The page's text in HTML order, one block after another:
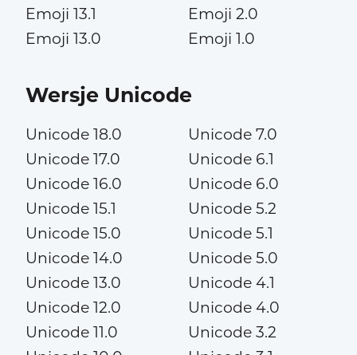
Emoji 13.1
Emoji 13.0
Emoji 2.0
Emoji 1.0
Wersje Unicode
Unicode 18.0
Unicode 17.0
Unicode 16.0
Unicode 15.1
Unicode 15.0
Unicode 14.0
Unicode 13.0
Unicode 12.0
Unicode 11.0
Unicode 7.0
Unicode 6.1
Unicode 6.0
Unicode 5.2
Unicode 5.1
Unicode 5.0
Unicode 4.1
Unicode 4.0
Unicode 3.2